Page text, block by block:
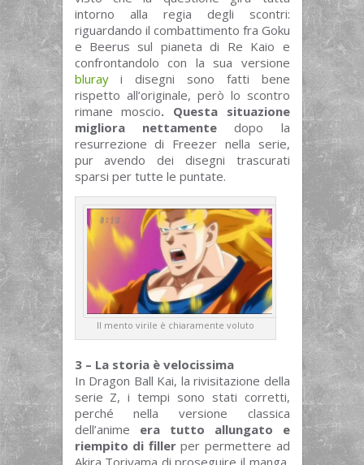
intorno alla regia degli scontri:
riguardando il combattimento fra Goku
e Beerus sul pianeta di Re Kaio e
confrontandolo con la sua versione
blurayi disegni sono fatti bene
rispetto all’originale, però lo scontro
rimane moscio. Questa situazione
migliora nettamentedopo la
resurrezione di Freezer nella serie,
pur avendo dei disegni trascurati
sparsi per tutte le puntate.
Il mento virile è chiaramente voluto
3 – La storia è velocissima
In Dragon Ball Kai, la rivisitazione della
serie Z, i tempi sono stati corretti,
perché nella versione classica
dell’anime era tutto allungato e
riempito di fillerper permettere ad
Akira Toriyama di proseguire il manga,